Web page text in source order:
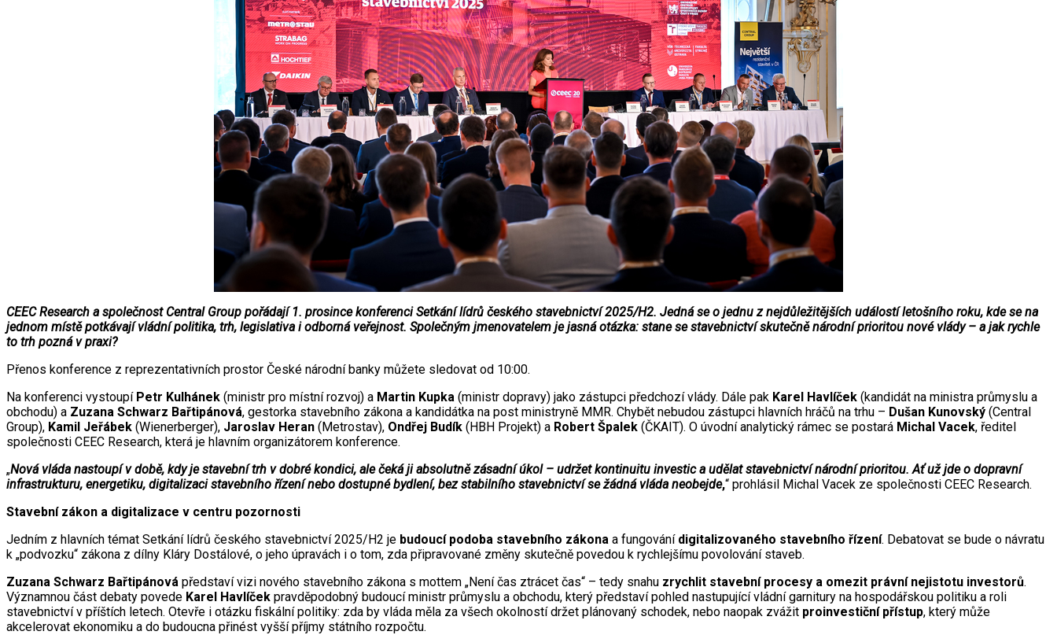
CEEC Research a společnost Central Group pořádají 1. prosince konferenci Setkání lídrů českého stavebnictví 2025/H2. Jedná se o jednu z nejdůležitějších událostí letošního roku, kde se na
jednom místě potkávají vládní politika, trh, legislativa i odborná veřejnost. Společným jmenovatelem je jasná otázka: stane se stavebnictví skutečně národní prioritou nové vlády – a jak rychle
to trh pozná v praxi?
Přenos konference z reprezentativních prostor České národní banky můžete sledovat od 10:00.
Na konferenci vystoupí Petr Kulhánek (ministr pro místní rozvoj) a Martin Kupka (ministr dopravy) jako zástupci předchozí vlády. Dále pak Karel Havlíček (kandidát na ministra průmyslu a
obchodu) a Zuzana Schwarz Bařtipánová, gestorka stavebního zákona a kandidátka na post ministryně MMR. Chybět nebudou zástupci hlavních hráčů na trhu – Dušan Kunovský (Central
Group), Kamil Jeřábek (Wienerberger), Jaroslav Heran (Metrostav), Ondřej Budík (HBH Projekt) a Robert Špalek (ČKAIT). O úvodní analytický rámec se postará Michal Vacek, ředitel
společnosti CEEC Research, která je hlavním organizátorem konference.
„Nová vláda nastoupí v době, kdy je stavební trh v dobré kondici, ale čeká ji absolutně zásadní úkol – udržet kontinuitu investic a udělat stavebnictví národní prioritou. Ať už jde o dopravní
infrastrukturu, energetiku, digitalizaci stavebního řízení nebo dostupné bydlení, bez stabilního stavebnictví se žádná vláda neobejde,“ prohlásil Michal Vacek ze společnosti CEEC Research.
Stavební zákon a digitalizace v centru pozornosti
Jedním z hlavních témat Setkání lídrů českého stavebnictví 2025/H2 je budoucí podoba stavebního zákona a fungování digitalizovaného stavebního řízení. Debatovat se bude o návratu
k „podvozku“ zákona z dílny Kláry Dostálové, o jeho úpravách i o tom, zda připravované změny skutečně povedou k rychlejšímu povolování staveb.
Zuzana Schwarz Bařtipánová představí vizi nového stavebního zákona s mottem „Není čas ztrácet čas“ – tedy snahu zrychlit stavební procesy a omezit právní nejistotu investorů.
Významnou část debaty povede Karel Havlíček pravděpodobný budoucí ministr průmyslu a obchodu, který představí pohled nastupující vládní garnitury na hospodářskou politiku a roli
stavebnictví v příštích letech. Otevře i otázku fiskální politiky: zda by vláda měla za všech okolností držet plánovaný schodek, nebo naopak zvážit proinvestiční přístup, který může
akcelerovat ekonomiku a do budoucna přinést vyšší příjmy státního rozpočtu.